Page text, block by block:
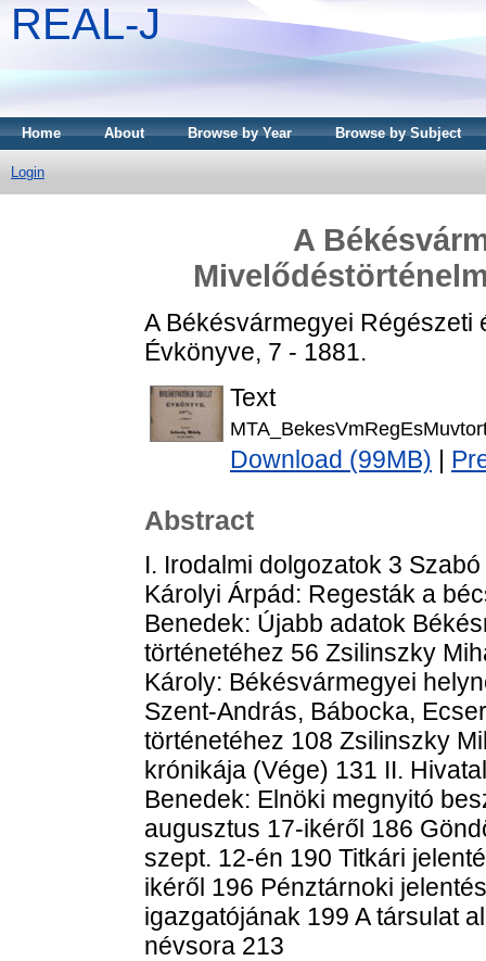
REAL-J
Home About Browse by Year Browse by Subject
Login
A
A Békésvármegyei Régészeti
Évkönyve, 7 - 1881.
Text
Download (99MB)
Abstract
I. Irodalmi dolgozatok 3
Károlyi Árpád: Regesták a
Benedek: Újabb adatok
történetéhez 56 Zsilinszky
Károly: Békésvármegyei
Szent-András, Bábocka,
történetéhez 108 Zsilinszky
krónikája (Vége) 131 II.
Benedek: Elnöki megnyitó
augusztus 17-ikéről 186
szept. 12-én 190 Titkári
ikéről 196 Pénztárnoki
igazgatójának 199 A társulat
névsora 213